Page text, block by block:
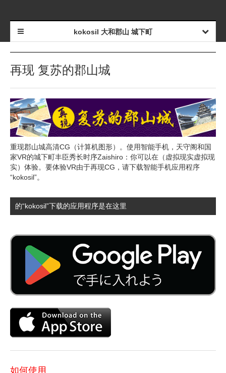
kokosil 大和郡山 城下町
再现 复苏的郡山城
重现郡山城高清CG（计算机图形）。使用智能手机，天守阁和国
家VR的城下町丰臣秀长时序Zaishiro：你可以在（虚拟现实虚拟现
实）体验。要体验VR由于再现CG，请下载智能手机应用程序
“kokosil”。
的“kokosil”下载的应用程序是在这里
如何使用